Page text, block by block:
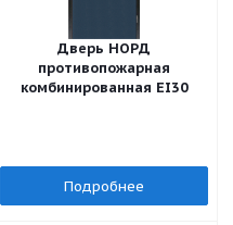
Дверь НОРД
противопожарная
комбинированная EI30
Подробнее